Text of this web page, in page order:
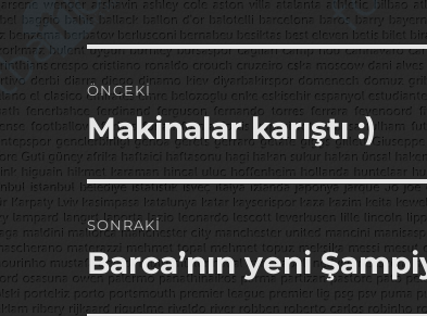
Yazı
gezinmesi
ÖNCEKI
Önceki
yazı:
Makinalar karıştı :)
SONRAKI
Sonraki
yazı:
Barca’nın yeni